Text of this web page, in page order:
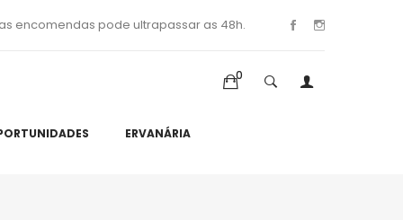
encomendas pode ultrapassar as 48h.
0
ERVANÁRIA